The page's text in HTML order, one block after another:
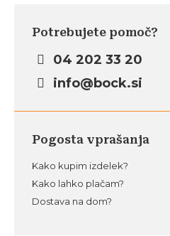
Potrebujete pomoč?
04 202 33 20
info@bock.si
Pogosta vprašanja
Kako kupim izdelek?
Kako lahko plačam?
Dostava na dom?